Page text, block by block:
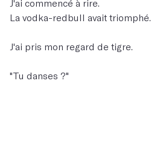
J'ai commencé à rire.
La vodka-redbull avait triomphé.
J'ai pris mon regard de tigre.
"Tu danses ?"